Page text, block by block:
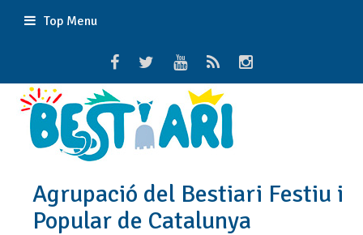
Top Menu
Agrupació del Bestiari Festiu i
Popular de Catalunya